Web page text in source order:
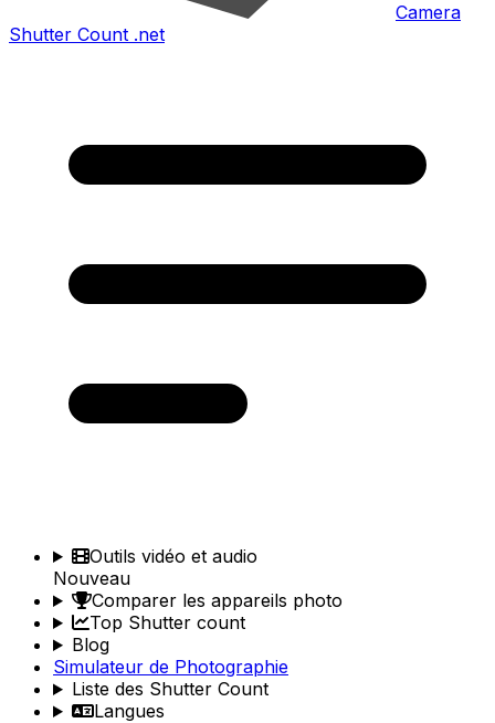
Camera
Shutter Count .net
Outils vidéo et audio
Nouveau
Comparer les appareils photo
Top Shutter count
Blog
Simulateur de Photographie
Liste des Shutter Count
Langues